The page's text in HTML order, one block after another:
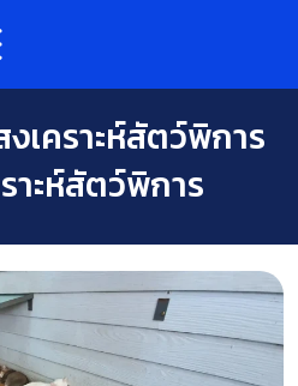
เคราะห์สัตว์พิการ
าะห์สัตว์พิการ